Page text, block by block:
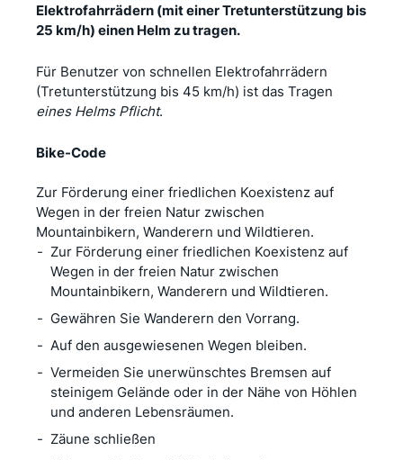
Elektrofahrrädern (mit einer Tretunterstützung bis
25 km/h) einen Helm zu tragen.
Für Benutzer von schnellen Elektrofahrrädern
(Tretunterstützung bis 45 km/h) ist das Tragen
eines Helms Pflicht.
Bike-Code
Zur Förderung einer friedlichen Koexistenz auf
Wegen in der freien Natur zwischen
Mountainbikern, Wanderern und Wildtieren.
Zur Förderung einer friedlichen Koexistenz auf
Wegen in der freien Natur zwischen
Mountainbikern, Wanderern und Wildtieren.
Gewähren Sie Wanderern den Vorrang.
Auf den ausgewiesenen Wegen bleiben.
Vermeiden Sie unerwünschtes Bremsen auf
steinigem Gelände oder in der Nähe von Höhlen
und anderen Lebensräumen.
Zäune schließen